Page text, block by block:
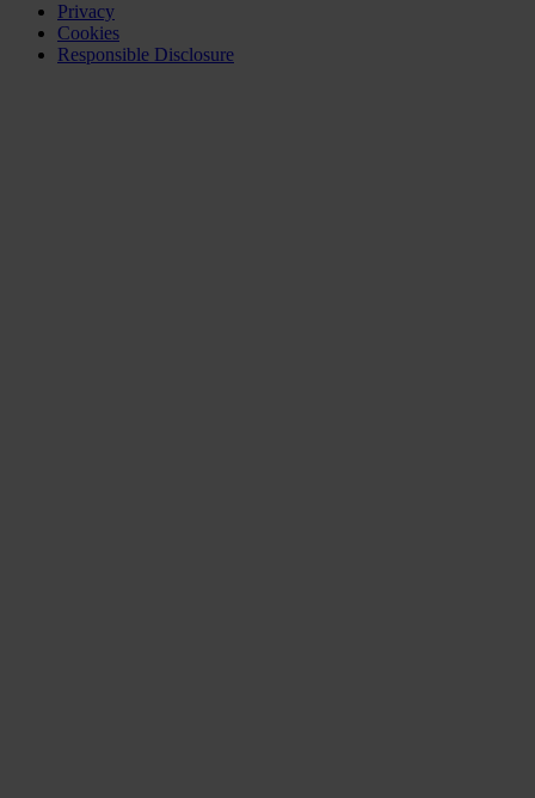
Privacy
Cookies
Responsible Disclosure